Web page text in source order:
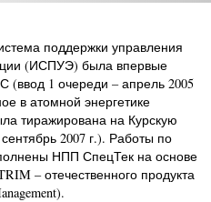
поддержки управления
(ИСПУЭ) была впервые
1 очереди – апрель 2005
в атомной энергетике
тиражирована на Курскую
2007 г.). Работы по
НПП СпецТек на основе
– отечественного продукта